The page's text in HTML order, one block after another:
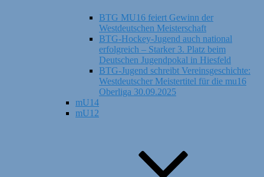
BTG MU16 feiert Gewinn der
Westdeutschen Meisterschaft
BTG-Hockey-Jugend auch national
erfolgreich – Starker 3. Platz beim
Deutschen Jugendpokal in Hiesfeld
BTG-Jugend schreibt Vereinsgeschichte:
Westdeutscher Meistertitel für die mu16
Oberliga 30.09.2025
mU14
mU12